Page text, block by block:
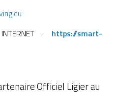
: https://smart-
Officiel Ligier au